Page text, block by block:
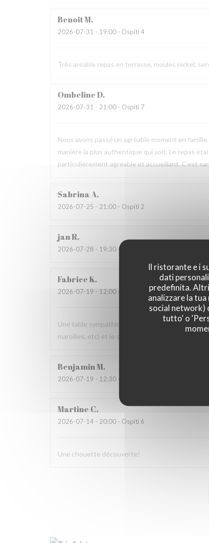
Il ristorante e i
dati
predefinita.
analizzare la
social network)
tutto' o
BenoitM
2026-07-31 - 19:00 - Ospiti 4
Très aréable repas en terrasse, moules nickel,
OmbelineD
2026-07-31 - 21:00 - Ospiti 7
Nous avons passé un agréable moment en
manière la plus authentique qui soit. Le repas
particulièrement agréable et accueillant. C’est
SabrinaA
2026-07-25 - 21:00 - Ospiti 2
janR
2026-07-28 - 19:30 - Ospiti 2
FabriceK
2026-07-19 - 12:00 - Ospiti 3
Une table sympathique avec son atmosphère
maroilles, etc) et le service. Pourquoi pas y
BenjaminM
2026-07-19 - 12:30 - Ospiti 2
Martine C
2026-07-14 - 20:00 - Ospiti 6
Une chouette découverte!